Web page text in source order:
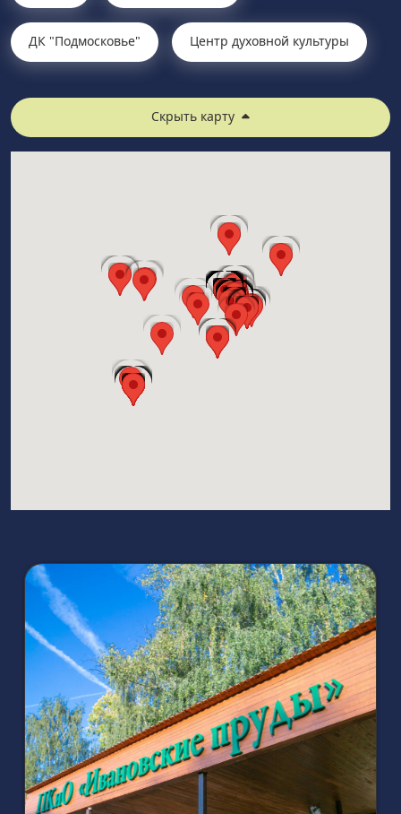
ДК "Подмосковье" Центр духовной культуры
Скрыть карту